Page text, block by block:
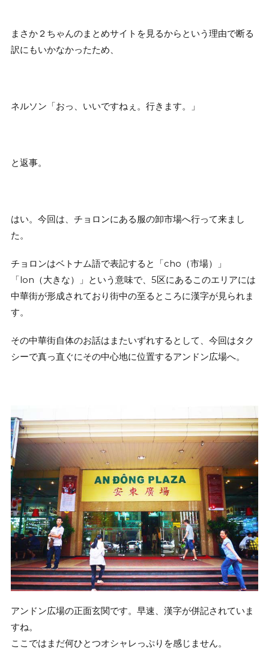
まさか２ちゃんのまとめサイトを見るからという理由で断る
訳にもいかなかったため、
ネルソン「おっ、いいですねぇ。行きます。」
と返事。
はい。今回は、チョロンにある服の卸市場へ行って来まし
た。
チョロンはベトナム語で表記すると「cho（市場）」
「lon（大きな）」という意味で、5区にあるこのエリアには
中華街が形成されており街中の至るところに漢字が見られま
す。
その中華街自体のお話はまたいずれするとして、今回はタク
シーで真っ直ぐにその中心地に位置するアンドン広場へ。
アンドン広場の正面玄関です。早速、漢字が併記されていま
すね。
ここではまだ何ひとつオシャレっぷりを感じません。